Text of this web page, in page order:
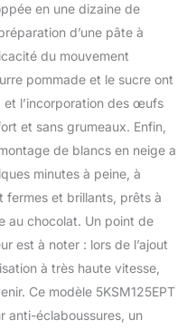
en une dizaine de
d’une pâte à
du mouvement
pommade et le sucre ont
l’incorporation des œufs
et sans grumeaux. Enfin,
de blancs en neige a
minutes à peine, à
fermes et brillants, prêts à
au chocolat. Un point de
est à noter : lors de l’ajout
à très haute vitesse,
Ce modèle 5KSM125EPT
anti-éclaboussures, un